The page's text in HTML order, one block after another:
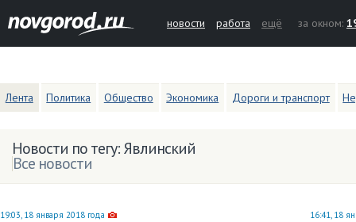
новости работа ещё за окном:
Лента Политика Общество Экономика Дороги и транспорт
Новости по тегу: Явлинский
Все новости
19:03, 18 января 2018 года 16:41, 18